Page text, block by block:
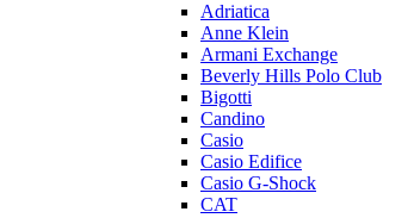
Adriatica
Anne Klein
Armani Exchange
Beverly Hills Polo Club
Bigotti
Candino
Casio
Casio Edifice
Casio G-Shock
CAT